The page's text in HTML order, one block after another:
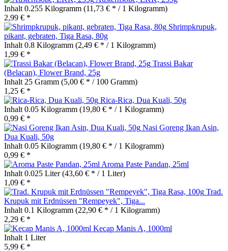
Inhalt 0.255 Kilogramm (11,73 € * / 1 Kilogramm)
2,99 € *
Shrimpkrupuk,
pikant, gebraten, Tiga Rasa, 80g
Inhalt 0.8 Kilogramm (2,49 € * / 1 Kilogramm)
1,99 € *
Trassi Bakar
(Belacan), Flower Brand, 25g
Inhalt 25 Gramm (5,00 € * / 100 Gramm)
1,25 € *
Rica-Rica, Dua Kuali, 50g
Inhalt 0.05 Kilogramm (19,80 € * / 1 Kilogramm)
0,99 € *
Nasi Goreng Ikan Asin,
Dua Kuali, 50g
Inhalt 0.05 Kilogramm (19,80 € * / 1 Kilogramm)
0,99 € *
Aroma Paste Pandan, 25ml
Inhalt 0.025 Liter(43,60 € * / 1 Liter)
1,09 € *
Trad.
Krupuk mit Erdnüssen "Rempeyek", Tiga...
Inhalt 0.1 Kilogramm (22,90 € * / 1 Kilogramm)
2,29 € *
Kecap Manis A, 1000ml
Inhalt 1 Liter
5,99 € *